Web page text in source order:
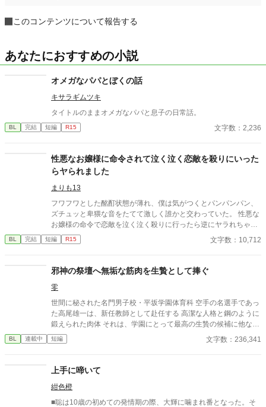
このコンテンツについて報告する
あなたにおすすめの小説
オメガなパパとぼくの話
キサラギムツキ
タイトルのままオメガなパパと息子の日常話。
BL 完結 短編 R15 文字数：2,236
性悪なお嬢様に命令されて泣く泣く恋敵を殺りにいった
らヤられました
まりも13
フワフワとした酩酊状態が薄れ、僕は気がつくとパンパンパン、
ズチュッと卑猥な音をたてて激しく誰かと交わっていた。 性悪な
お嬢様の命令で恋敵を泣く泣く殺りに行ったら逆にヤラれちゃっ
た、ちょっとアホな子の話です。 （ムーンライトノベルにも掲載
しています）
BL 完結 短編 R15 文字数：10,712
邪神の祭壇へ無垢な筋肉を生贄として捧ぐ
零
世間に秘された名門男子校・平坂学園体育科 空手の名選手であっ
た高尾雄一は、新任教師として赴任する 高潔な人格と鋼のように
鍛えられた肉体 それは、学園にとって最高の生贄の候補に他なら
なかった 至高の筋肉を持つ、精神を削られ意志をなくした青年を
太古の神に捧げるため、“水”、“風”、“土”の信奉者達が暗躍する 意
校で繰り広げられるダークファンタジー
BL 連載中 短編 文字数：236,341
上手に啼いて
紺色橙
■聡は10歳の初めての発情期の際、大輝に噛まれ番となった。そ